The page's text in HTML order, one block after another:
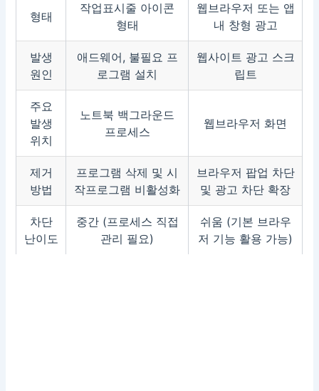
형태
작업표시줄 아이콘
형태
웹브라우저 또는 앱
내 창형 광고
발생
원인
애드웨어, 불필요 프
로그램 설치
웹사이트 광고 스크
립트
주요
발생
위치
노트북 백그라운드
프로세스
웹브라우저 화면
제거
방법
프로그램 삭제 및 시
작프로그램 비활성화
브라우저 팝업 차단
및 광고 차단 확장
차단
난이도
중간 (프로세스 직접
관리 필요)
쉬움 (기본 브라우
저 기능 활용 가능)